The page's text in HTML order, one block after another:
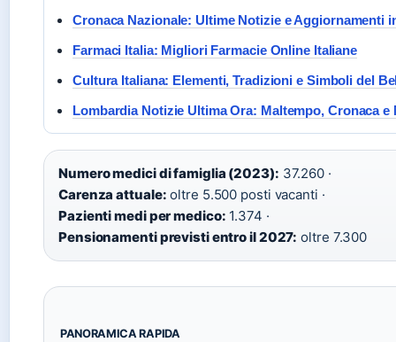
Cronaca Nazionale: Ultime Notizie e Aggiornamenti
Farmaci Italia: Migliori Farmacie Online Italiane
Cultura Italiana: Elementi, Tradizioni e Simboli del
Lombardia Notizie Ultima Ora: Maltempo, Cronaca e
Numero medici di famiglia (2023): 37.260 ·
Carenza attuale: oltre 5.500 posti vacanti ·
Pazienti medi per medico: 1.374 ·
Pensionamenti previsti entro il 2027: oltre 7.300
PANORAMICA RAPIDA